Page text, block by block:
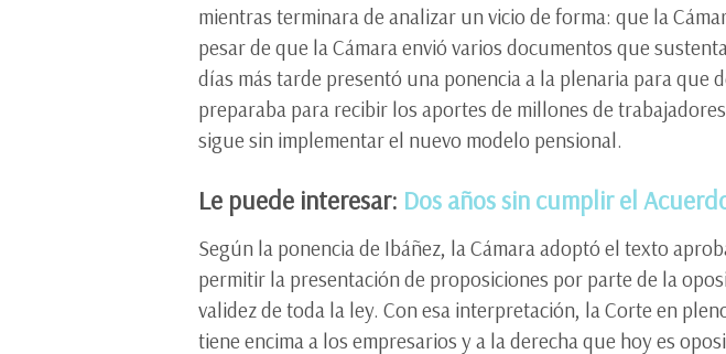
mientras terminara de analizar un vicio de forma: que la
pesar de que la Cámara envió varios documentos que
días más tarde presentó una ponencia a la plenaria para que
preparaba para recibir los aportes de millones de
sigue sin implementar el nuevo modelo pensional.
Le puede interesar: Dos años sin cumplir el
Según la ponencia de Ibáñez, la Cámara adoptó el texto
permitir la presentación de proposiciones por parte de la
validez de toda la ley. Con esa interpretación, la Corte en
tiene encima a los empresarios y a la derecha que hoy es